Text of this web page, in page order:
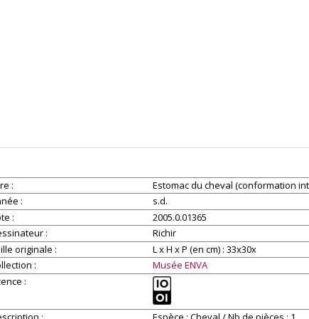
Estomac du cheval (conformation
s.d.
2005.0.01365
Richir
originale
L x H x P (en cm) : 33x30x
Musée ENVA